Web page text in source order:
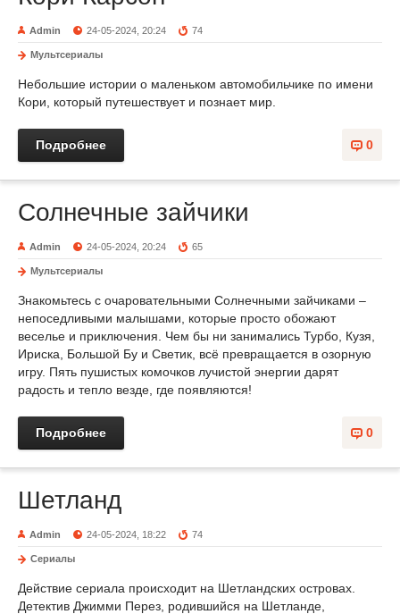
Admin 24-05-2024, 20:24 74
Мультсериалы
Небольшие истории о маленьком автомобильчике по имени
Кори, который путешествует и познает мир.
0
Подробнее
Солнечные зайчики
Admin 24-05-2024, 20:24 65
Мультсериалы
Знакомьтесь с очаровательными Солнечными зайчиками –
непоседливыми малышами, которые просто обожают
веселье и приключения. Чем бы ни занимались Турбо, Кузя,
Ириска, Большой Бу и Светик, всё превращается в озорную
игру. Пять пушистых комочков лучистой энергии дарят
радость и тепло везде, где появляются!
0
Подробнее
Шетланд
Admin 24-05-2024, 18:22 74
Сериалы
Действие сериала происходит на Шетландских островах.
Детектив Джимми Перез, родившийся на Шетланде,